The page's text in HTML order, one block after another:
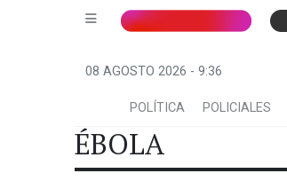
08 AGOSTO 2026 - 9:36
POLÍTICA POLICIALES
ÉBOLA